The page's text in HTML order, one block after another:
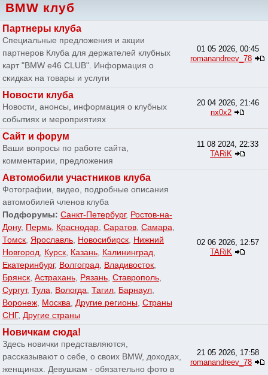
BMW клуб
Партнеры клуба
Специальные предложения и акции
партнеров Клуба для держателей клубных
карт "BMW e46 CLUB". Информация о
скидках на товары и услуги
01 05 2026, 00:45
romanandreev_78
Новости клуба
Новости, анонсы, информация о клубных
событиях и мероприятиях
20 04 2026, 21:46
nx0x2
Сайт и форум
Ваши вопросы по работе сайта,
комментарии, предложения
11 08 2024, 22:33
TARiK
Автомобили участников клуба
Фотографии, видео, подробные описания
автомобилей членов клуба
Подфорумы: Санкт-Петербург, Ростов-на-
Дону, Пермь, Краснодар, Саратов, Самара,
Томск, Ярославль, Новосибирск, Нижний
Новгород, Курск, Казань, Калининград,
Екатеринбург, Волгоград, Владивосток,
Брянск, Астрахань, Рязань, Ставрополь,
Сургут, Тула, Вологда, Тагил, Барнаул,
Воронеж, Москва, Другие регионы, Страны
СНГ, Другие страны
02 06 2026, 12:57
TARiK
Новичкам сюда!
Здесь новички представляются,
рассказывают о себе, о своих BMW, доходах,
женщинах. Девушкам - обязательно фото в
21 05 2026, 17:58
romanandreev_78